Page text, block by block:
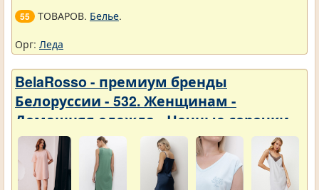
55 ТОВАРОВ. Белье.
Орг: Леда
BelaRosso - премиум бренды
Белоруссии - 532. Женщинам -
Домашняя одежда - Ночные сорочки